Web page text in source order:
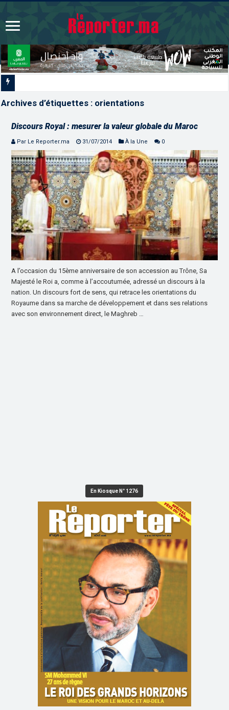
Archives d’étiquettes : orientations
Discours Royal : mesurer la valeur globale du Maroc
Par Le Reporter.ma 31/07/2014 À la Une 0
A l’occasion du 15ème anniversaire de son accession au Trône, Sa
Majesté le Roi a, comme à l’accoutumée, adressé un discours à la
nation. Un discours fort de sens, qui retrace les orientations du
Royaume dans sa marche de développement et dans ses relations
avec son environnement direct, le Maghreb …
En Kiosque N° 1276